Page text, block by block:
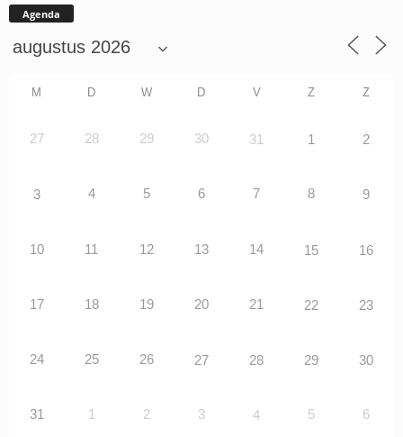
Agenda
M D W D V Z Z
27 28 29 30 31 1 2
3 4 5 6 7 8 9
10 11 12 13 14 15 16
17 18 19 20 21 22 23
24 25 26 27 28 29 30
31 1 2 3 4 5 6